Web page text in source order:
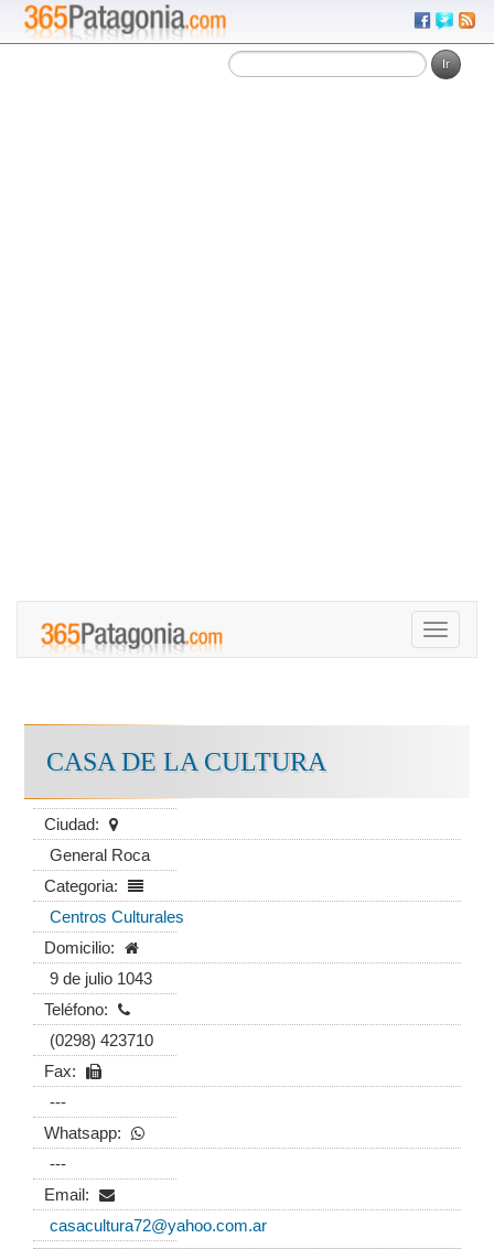
Toggle
CASA DE LA CULTURA
Ciudad:
General Roca
Categoria:
Centros Culturales
Domicilio:
9 de julio 1043
Teléfono:
(0298) 423710
Fax:
---
Whatsapp:
---
Email:
casacultura72@yahoo.com.ar